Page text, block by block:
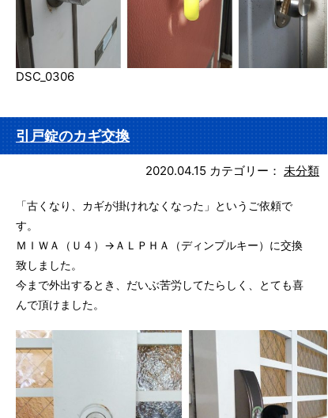
DSC_0306
引戸錠のカギ交換
2020.04.15 カテゴリー： 未分類
「古くなり、カギが掛けれなくなった」というご依頼で
す。
ＭＩＷＡ（Ｕ４）→ＡＬＰＨＡ（ディンプルキー）に交換
致しました。
今まで外出するとき、だいぶ苦労してたらしく、とても喜
んで頂けました。